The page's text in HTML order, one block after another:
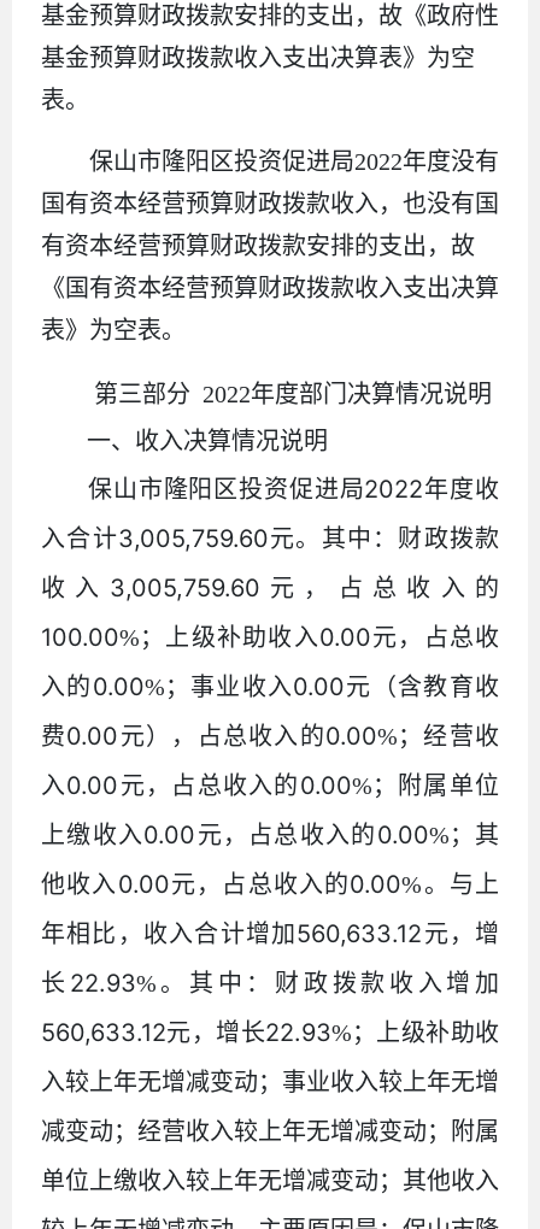
基金预算财政拨款安排的支出，故《政府性
基金预算财政拨款收入支出决算表》为空
表。
保山市隆阳区投资促进局2022年度没有
国有资本经营预算财政拨款收入，也没有国
有资本经营预算财政拨款安排的支出，故
《国有资本经营预算财政拨款收入支出决算
表》为空表。
第三部分 2022年度部门决算情况说明
一、收入决算情况说明
保山市隆阳区投资促进局2022年度收
入合计3,005,759.60元。其中：财政拨款
收入 3,005,759.60 元，占总收入的
100.00%； 上级补助收入0.00元，占总收
入的0.00%； 事业收入0.00元（含教育收
费0.00元），占总收入的0.00%； 经营收
入0.00元，占总收入的0.00%；
附属单位
上缴收入0.00元，占总收入的0.00%；
其
他收入0.00元，占总收入的0.00%。 与上
年相比，收入合计增加560,633.12元，增
长 22.93% 。 其中：财政拨款收入增加
560,633.12元，增长22.93%；
上级补助收
入较上年无增减变动；事业收入较上年无增
减变动；经营收入较上年无增减变动；附属
单位上缴收入较上年无增减变动；其他收入